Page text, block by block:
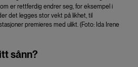
er rettferdig endrer seg, for eksempel i
det legges stor vekt på likhet, til
premieres med ulikt. (Foto: Ida Irene
sånn?